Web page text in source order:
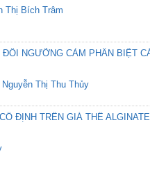
Thị Bích Trâm
NGƯỠNG CẢM PHÂN BIỆT
Nguyễn Thị Thu Thủy
ĐỊNH TRÊN GIÁ THỂ